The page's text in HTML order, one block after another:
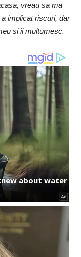
vreau sa ma
implicat riscuri, dar
si ii multumesc.